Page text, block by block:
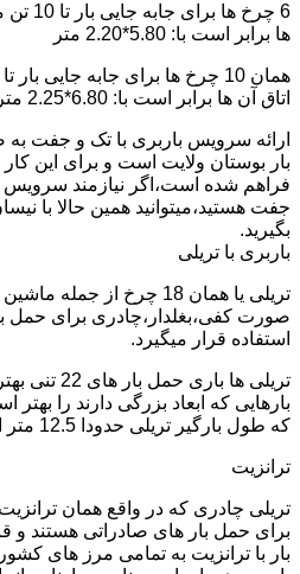
6 چرخ
ها برابر است با: 5.80*2.20 متر
اتاق آن ها برابر است با: 6.80*2.25 متر
ارائه سرویس باربری با تک و جفت
بار بوستان ولایت است و برای این کار
فراهم شده است،اگر نیازمند سرویس
جفت هستید،میتوانید همین حالا با
بگیرید.
باربری با تریلی
تریلی یا همان 18 چرخ از
صورت کفی،بغلدار،چادری برای
استفاده قرار میگیرد.
تریلی ها
بارهایی که ابعاد بزرگی دارند را بهتر
که طول بارگیر تریلی حدودا 12.5 متر است.
ترانزیت
تریلی چادری که در واقع همان
برای حمل بار های صادراتی هستند و
بار با ترانزیت به تمامی مرز های